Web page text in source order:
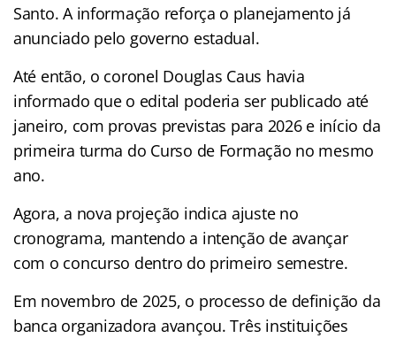
Santo. A informação reforça o planejamento já
anunciado pelo governo estadual.
Até então, o coronel Douglas Caus havia
informado que o edital poderia ser publicado até
janeiro, com provas previstas para 2026 e início da
primeira turma do Curso de Formação no mesmo
ano.
Agora, a nova projeção indica ajuste no
cronograma, mantendo a intenção de avançar
com o concurso dentro do primeiro semestre.
Em novembro de 2025, o processo de definição da
banca organizadora avançou. Três instituições